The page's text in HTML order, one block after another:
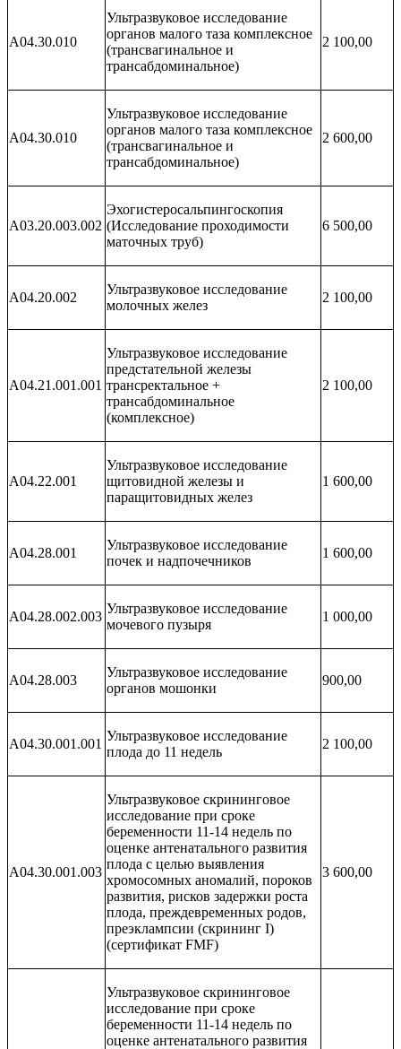
A04.30.010
Ультразвуковое исследование
органов малого таза комплексное
(трансвагинальное и
трансабдоминальное)
2 100,00
A04.30.010
Ультразвуковое исследование
органов малого таза комплексное
(трансвагинальное и
трансабдоминальное)
2 600,00
A03.20.003.002
Эхогистеросальпингоскопия
(Исследование проходимости
маточных труб)
6 500,00
A04.20.002
Ультразвуковое исследование
молочных желез
2 100,00
A04.21.001.001
Ультразвуковое исследование
предстательной железы
трансректальное +
трансабдоминальное
(комплексное)
2 100,00
A04.22.001
Ультразвуковое исследование
щитовидной железы и
паращитовидных желез
1 600,00
A04.28.001
Ультразвуковое исследование
почек и надпочечников
1 600,00
A04.28.002.003
Ультразвуковое исследование
мочевого пузыря
1 000,00
A04.28.003
Ультразвуковое исследование
органов мошонки
900,00
A04.30.001.001
Ультразвуковое исследование
плода до 11 недель
2 100,00
A04.30.001.003
Ультразвуковое скрининговое
исследование при сроке
беременности 11-14 недель по
оценке антенатального развития
плода с целью выявления
хромосомных аномалий, пороков
развития, рисков задержки роста
плода, преждевременных родов,
преэклампсии (скрининг I)
(сертификат FMF)
3 600,00
Ультразвуковое скрининговое
исследование при сроке
беременности 11-14 недель по
оценке антенатального развития